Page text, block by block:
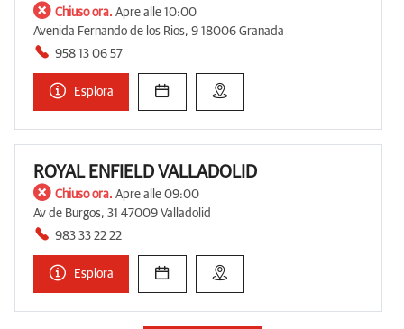
Chiuso ora. Apre alle 10:00
Avenida Fernando de los Rios, 9 18006 Granada
958 13 06 57
Esplora
ROYAL ENFIELD VALLADOLID
Chiuso ora. Apre alle 09:00
Av de Burgos, 31 47009 Valladolid
983 33 22 22
Esplora